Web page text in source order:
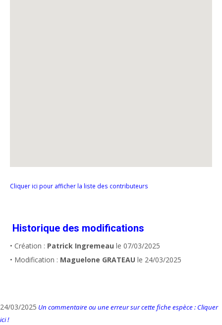
Cliquer ici pour afficher la liste des contributeurs
Historique des modifications
• Création : Patrick Ingremeau le 07/03/2025
• Modification : Maguelone GRATEAU le 24/03/2025
24/03/2025 Un commentaire ou une erreur sur cette fiche espèce : Cliquer
ici !